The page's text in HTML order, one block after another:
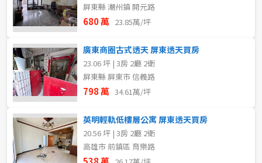
屏東縣 潮州鎮 開元路
680 萬 23.85萬/坪
廣東商圈古式透天 屏東透天買房
23.06 坪 | 3房 2廳 2衛
屏東縣 屏東市 信義路
798 萬 34.61萬/坪
英明輕軌低樓層公寓 屏東透天買房
20.56 坪 | 3房 2廳 2衛
高雄市 前鎮區 育樂路